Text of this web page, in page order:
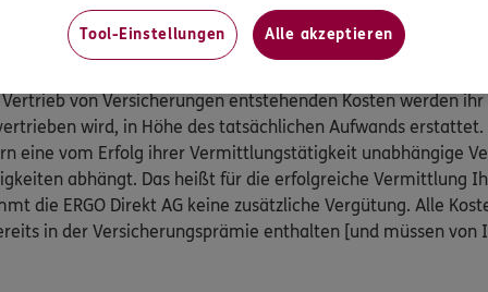
an.
Vertrieb von Versicherungen entstehenden Kosten werden
wird, in Höhe des tatsächlichen Aufwands erstattet.
eine vom Erfolg ihrer Vermittlungstätigkeit unabhängige
abhängt. Das heißt für die erfolgreiche Vermittlung
die ERGO Direkt AG keine zusätzliche Vergütung. Alle
in der Versicherungsprämie enthalten [und müssen von
Tool-Einstellungen Alle akzeptieren